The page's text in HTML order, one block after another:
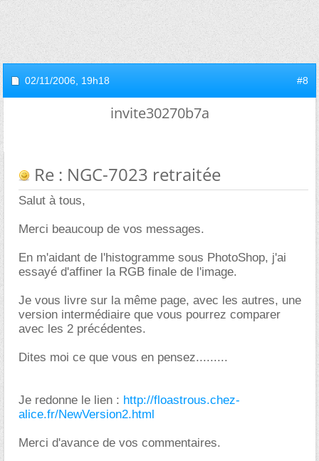
02/11/2006, 19h18 #8
invite30270b7a
Re : NGC-7023 retraitée
Salut à tous,
Merci beaucoup de vos messages.
En m'aidant de l'histogramme sous PhotoShop, j'ai
essayé d'affiner la RGB finale de l'image.
Je vous livre sur la même page, avec les autres, une
version intermédiaire que vous pourrez comparer
avec les 2 précédentes.
Dites moi ce que vous en pensez.........
Je redonne le lien : http://floastrous.chez-
alice.fr/NewVersion2.html
Merci d'avance de vos commentaires.